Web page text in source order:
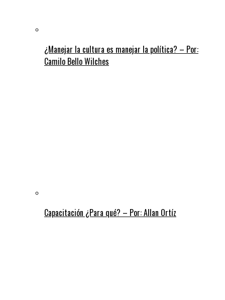
¿Manejar la cultura es manejar la política? – Por:
Camilo Bello Wilches
Capacitación ¿Para qué? – Por: Allan Ortíz